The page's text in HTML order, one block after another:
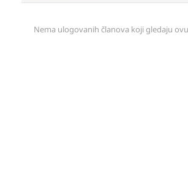
Nema ulogovanih članova koji gledaju